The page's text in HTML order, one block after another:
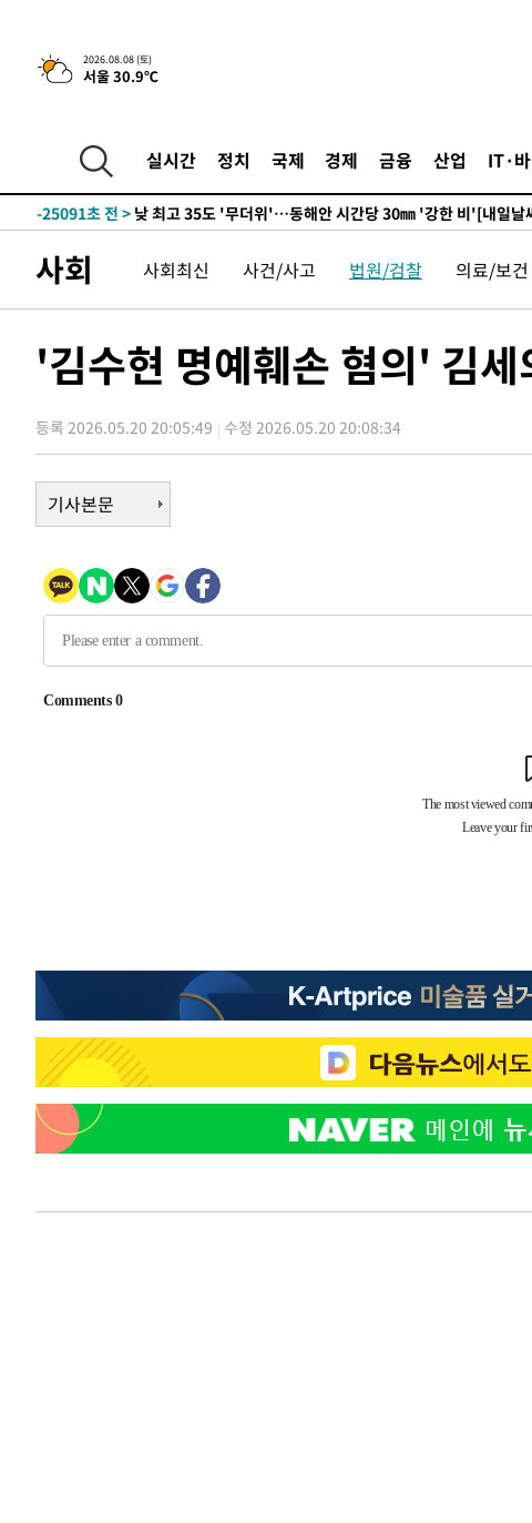
2026.08.08 (토)
서울 30.9℃
실시간 정치 국제 경제 금융 산업 IT·
5시간 전 >[속보]뉴욕증시 상승 마감…S&P 0.6% 나스닥 1.3%↑
-31848초 전 >[속보]與 대표 경선 제주·인천 당원투표…金 47.75%·鄭
-31317초 전 >
[속보]與 당대표 경선, 제주·인천 권리당원 투표 김민석 승리
-25091초 전 >
-24361초 전 > [속보]이강인 "감독님이 원하는 마음 느꼈고, 많은 트로피 원해
-23112초 전 >
온열질환 사망자 3명 늘어…누적 환자 3000명 돌파
-17057초 전 >강릉에 시간당 81.4㎜ 물폭탄…도로 잠기고 담벼락 붕괴
-10874초 전 >선재도서 해루질 나섰다 실종 60대, 닷새 만에 숨진 채 발견
-7784초 전 >여수 오동도 해상서 모터보트 전복…1명 사망·1명 실종
-4011초 전 >극한폭염 한풀 꺾이지만…'낮 최고 35도' 무더위, 열대야 계속[
주 날씨]
-1029초 전 >
7분 전 >[속보]'압수수색·성접대 논란' 축구협회 "실망과 걱정 안겨드려 죄송"
5시간 전 > [속보]뉴욕증시 상승 마감…S&P 0.6% 나스닥 1.3%↑
-31848초 전 >[속보]與 대표 경선 제주·인천 당원투표…金 47.75%·鄭
42.08%·宋 10.17%
-31382초 전 > 이강인 "아틀레티코 이적 기뻐…등번호 7번 의미보단 팀 위해 뛸
-25091초 전 >
온열질환 사망자 3명 늘어…누적 환자 3000명 돌파
강릉에 시간당 81.4㎜ 물폭탄…도로 잠기고 담벼락 붕괴
-4011초 전 >
극한폭염 한풀 꺾이지만…'낮 최고 35도' 무더위, 열대야 계속[
주 날씨]
-1029초 전 >축구협회 "압수수색·성접대 논란 사과…쇄신의 기회로 삼겠다"
7분 전 > [속보]'압수수색·성접대 논란' 축구협회 "실망과 걱정 안겨드려 죄송"
3시간 전 >'최고 37도' 폭염 지속…강원동해안 최대 150㎜ 비
5시간 전 > [속보]뉴욕증시 상승 마감…S&P 0.6% 나스닥 1.3%↑
사회 사회최신 사건/사고 법원/검찰 의료/보건
'김수현 명예훼손 혐의' 김
등록 2026.05.20 20:05:49 수정 2026.05.20 20:08:34
기사본문